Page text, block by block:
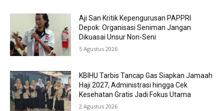
Aji San Kritik Kepengurusan PAPPRI
Depok: Organisasi Seniman Jangan
Dikuasai Unsur Non-Seni
5 Agustus 2026
KBIHU Tarbis Tancap Gas Siapkan Jamaah
Haji 2027, Administrasi hingga Cek
Kesehatan Gratis Jadi Fokus Utama
2 Agustus 2026